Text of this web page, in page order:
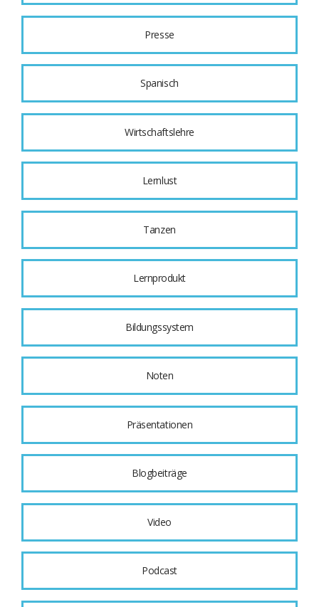
Presse
Spanisch
Wirtschaftslehre
Lernlust
Tanzen
Lernprodukt
Bildungssystem
Noten
Präsentationen
Blogbeiträge
Video
Podcast